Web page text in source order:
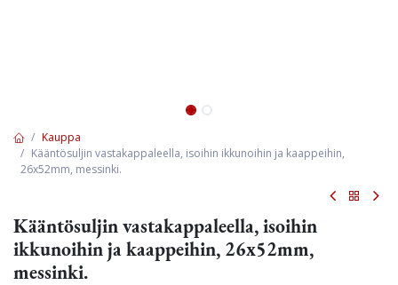
Kauppa
Kääntösuljin vastakappaleella, isoihin ikkunoihin ja kaappeihin,
26x52mm, messinki.
Kääntösuljin vastakappaleella, isoihin
ikkunoihin ja kaappeihin, 26x52mm,
messinki.